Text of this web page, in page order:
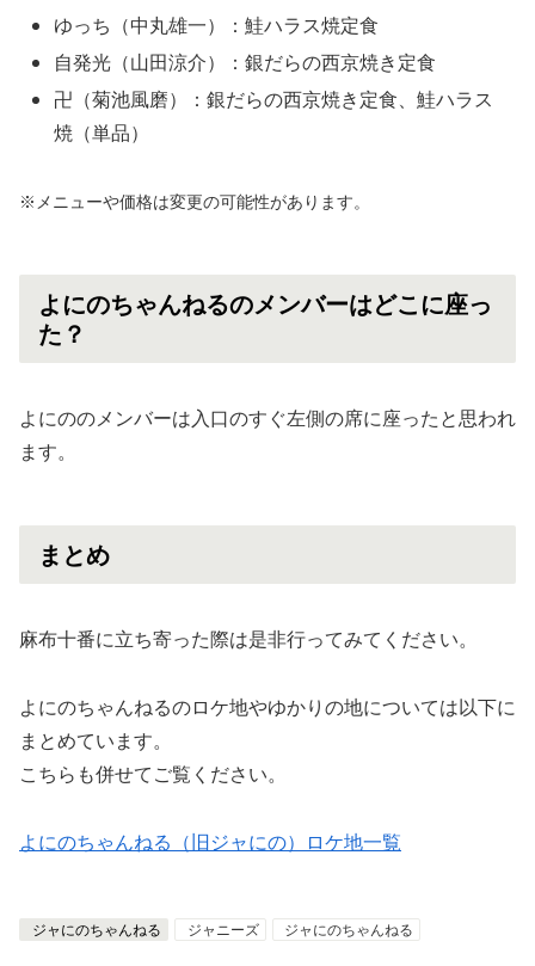
ゆっち（中丸雄一）：鮭ハラス焼定食
自発光（山田涼介）：銀だらの西京焼き定食
卍（菊池風磨）：銀だらの西京焼き定食、鮭ハラス
焼（単品）
※メニューや価格は変更の可能性があります。
よにのちゃんねるのメンバーはどこに座っ
た？
よにののメンバーは入口のすぐ左側の席に座ったと思われ
ます。
まとめ
麻布十番に立ち寄った際は是非行ってみてください。
よにのちゃんねるのロケ地やゆかりの地については以下に
まとめています。
こちらも併せてご覧ください。
よにのちゃんねる（旧ジャにの）ロケ地一覧
ジャにのちゃんねる ジャニーズ ジャにのちゃんねる